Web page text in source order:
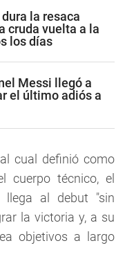
la resaca
cruda vuelta a la
los días
Messi llegó a
el último adiós a
cual definió como
cuerpo técnico, el
llega al debut "sin
la victoria y, a su
objetivos a largo